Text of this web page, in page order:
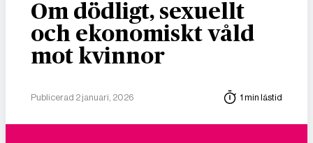
Om dödligt, sexuellt
och ekonomiskt våld
mot kvinnor
Publicerad 2 januari, 2026 1 min lästid